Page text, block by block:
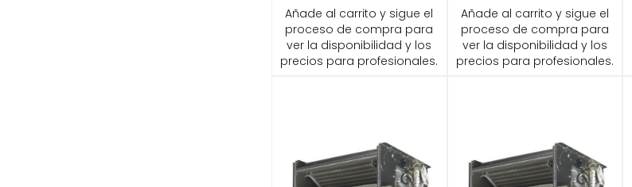
Añade al carrito y sigue el
proceso de compra para
ver la disponibilidad y los
precios para profesionales.
Añade al carrito y sigue el
proceso de compra para
ver la disponibilidad y los
precios para profesionales.